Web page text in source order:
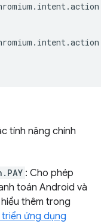
tính năng chính
: Cho phép
toán Android và
thêm trong
ứng dụng